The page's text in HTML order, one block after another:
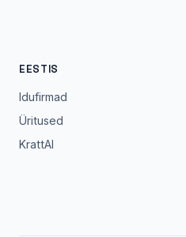
EESTIS
Idufirmad
Üritused
KrattAI